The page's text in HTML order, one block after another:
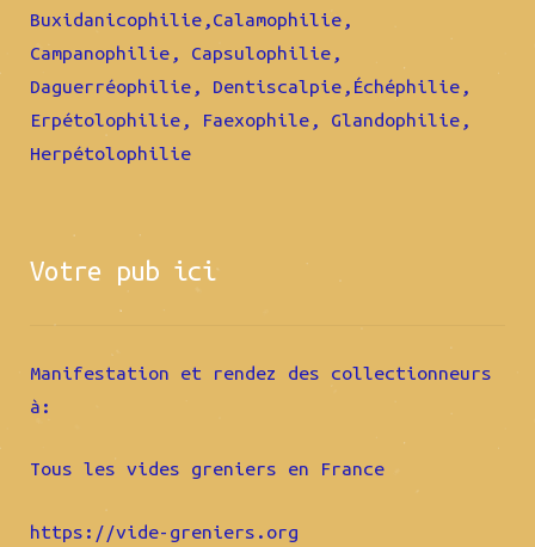
Buxidanicophilie,Calamophilie,
Campanophilie, Capsulophilie,
Daguerréophilie, Dentiscalpie,Échéphilie,
Erpétolophilie, Faexophile, Glandophilie,
Herpétolophilie
Votre pub ici
Manifestation et rendez des collectionneurs
à:
Tous les vides greniers en France
https://vide-greniers.org